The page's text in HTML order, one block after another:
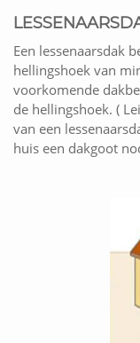
Een lessenaarsdak
hellingshoek van
voorkomende
de hellingshoek. (
van een
huis een dakgoot